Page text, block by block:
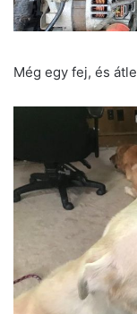
Még egy fej, és